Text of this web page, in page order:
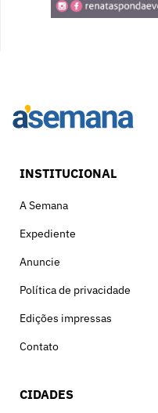
INSTITUCIONAL
A Semana
Expediente
Anuncie
Política de privacidade
Edições impressas
Contato
CIDADES